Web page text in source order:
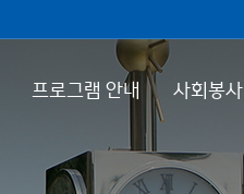
프로그램 안내 사회봉사